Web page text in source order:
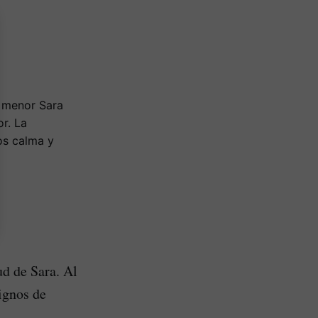
Sara
La
calma y
de Sara. Al
de